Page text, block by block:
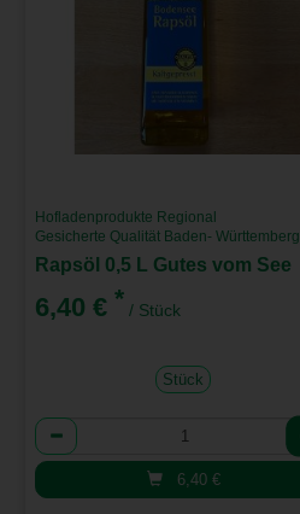
Hofladenprodukte Regional
Gesicherte Qualität Baden- Württemberg
Rapsöl 0,5 L Gutes vom See
6,40 € * / Stück
Stück
Anzahl
6,40 €